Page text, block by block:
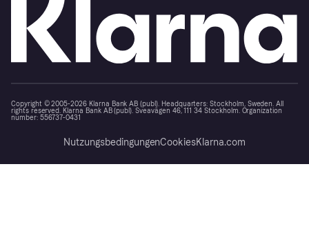
Copyright © 2005-2026 Klarna Bank AB (publ). Headquarters: Stockholm, Sweden. All
rights reserved. Klarna Bank AB (publ). Sveavägen 46, 111 34 Stockholm. Organization
number: 556737-0431
NutzungsbedingungenCookiesKlarna.com